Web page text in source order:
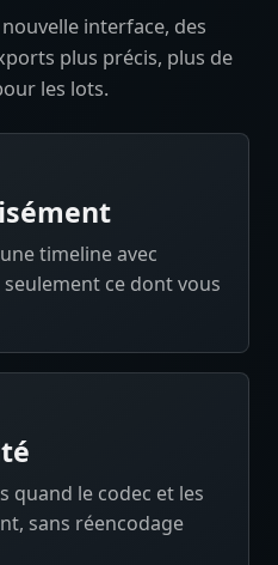
interface, des
plus précis, plus de
les lots.
timeline avec
ce dont vous
quand le codec et les
sans réencodage